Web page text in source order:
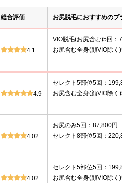
総合評価 お尻脱毛におすすめのプラ
4.1
VIO脱毛(お尻含む)5回：
お尻含む全身(顔VIO除く)5
4.9
セレクト5部位5回：
お尻含む全身(顔VIO除く)5
4.02
お尻のみ5回：87,800円
セレクト8部位5回：
4.02
セレクト5部位5回：
お尻含む全身(顔VIO除く)5